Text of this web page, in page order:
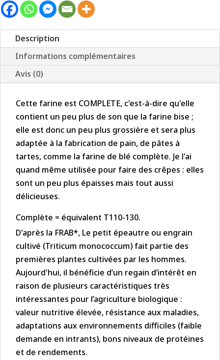
de
Epeautre
Complète
BIO
Description
Informations complémentaires
Avis (0)
Cette farine est COMPLETE, c'est-à-dire qu'elle
contient un peu plus de son que la farine bise ;
elle est donc un peu plus grossière et sera plus
adaptée à la fabrication de pain, de pâtes à
tartes, comme la farine de blé complète. Je l'ai
quand même utilisée pour faire des crêpes : elles
sont un peu plus épaisses mais tout aussi
délicieuses.
Complète = équivalent T110-130.
D'après la FRAB*, Le petit épeautre ou engrain
cultivé (Triticum monococcum) fait partie des
premières plantes cultivées par les hommes.
Aujourd'hui, il bénéficie d’un regain d’intérêt en
raison de plusieurs caractéristiques très
intéressantes pour l’agriculture biologique :
valeur nutritive élevée, résistance aux maladies,
adaptations aux environnements difficiles (faible
demande en intrants), bons niveaux de protéines
et de rendements.